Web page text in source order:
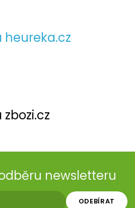
heureka.cz
newsletteru
ODEBÍRAT